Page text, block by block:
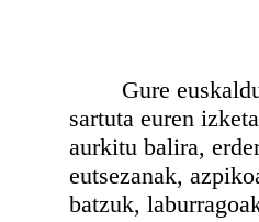
Gure euskaldun
sartuta euren
aurkitu balira,
eutsezanak,
batzuk,